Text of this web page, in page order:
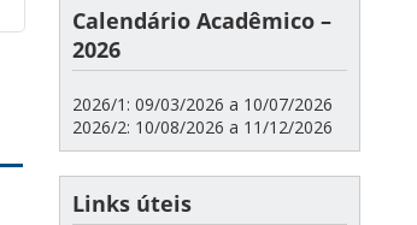
Calendário Acadêmico –
2026
2026/1: 09/03/2026 a 10/07/2026
2026/2: 10/08/2026 a 11/12/2026
Links úteis